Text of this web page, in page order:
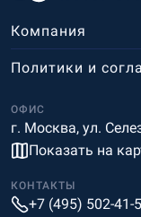
Компания
ОФИС
г. Москва, ул.
Показать на
Политики и
КОНТАКТЫ
+7 (495) 502-41-